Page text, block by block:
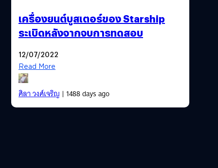
เครื่องยนต์บูสเตอร์ของ Starship
ระเบิดหลังจากจบการทดสอบ
12/07/2022
Read More
ศิลา วงศ์เจริญ | 1488 days ago